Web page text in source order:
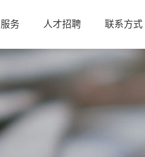
务 人才招聘 联系方式